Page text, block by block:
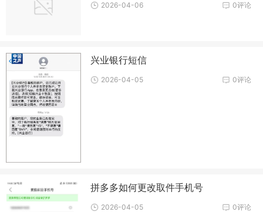
0评论
2026-04-06
兴业银行短信
0评论
2026-04-05
拼多多如何更改取件手机号
0评论
2026-04-05